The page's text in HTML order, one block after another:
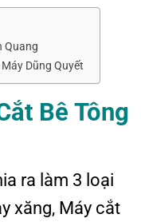
Quang
Dũng Quyết
Bê Tông
ra làm 3 loại
xăng, Máy cắt